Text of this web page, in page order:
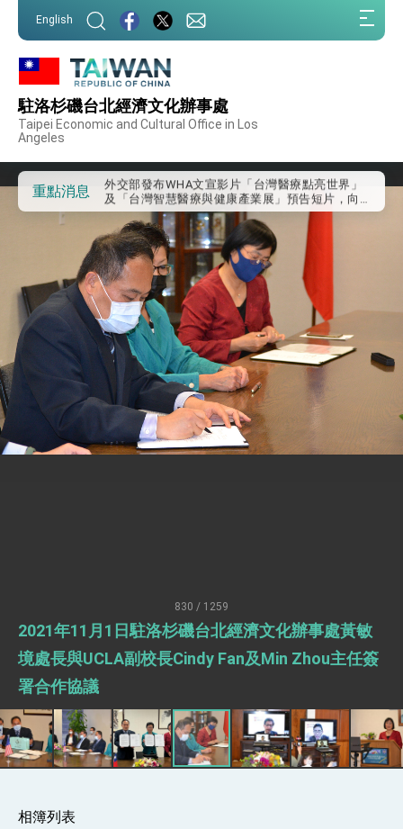
English
駐洛杉磯台北經濟文化辦事處
Taipei Economic and Cultural Office in Los
Angeles
重點消息
外交部重要言論
我國政府將在美國亞利桑納州設立「駐鳳凰城辦
事處」，進一步深化台美交流合作
經驗為亞太醫療照護發展開創新里程碑
外交部發布WHA文宣影片「台灣醫療點亮世界」
及「台灣智慧醫療與健康產業展」預告短片，向
世界展現台灣守護全球健康的創新能量
總統出訪史瓦帝尼返國談話 強調臺灣人有權利
走向世界 盼與理念相近國家共同維護國際秩序
堅定走向世界 賴總統抵達史瓦帝尼王國進行國是
訪問
總統與五院院長新春茶敘 盼化分歧為團結、為
國家邁出合作第一步
總統農曆春節談話
台美貿易協議完成簽署達成6大目標、創5大歷史
性突破 總統強調將以3大面向加速臺灣經濟轉型
升級 籲請立院全力支持並盡速通過
臺美簽署「對等貿易協定」確立對等關稅15%且不
疊加 我輸美2072項產品豁免對等關稅
總統接受「法新社」（AFP）專訪內容
外交部長林佳龍午宴歡迎美國聯邦參議員蓋耶哥
訪問團
外交部長林佳龍接見美國智庫「德國馬歇爾基金
會」訪問團一行，深化跨大西洋戰略夥伴關係
卓揆：臺美關稅談判階段性結果有助臺灣取得有
利戰略地位 全力支持「臺美對等貿易協定」簽署
外交部與數位發展部攜手合作，整合台灣雄厚數
830 / 1259
2021年11月1日駐洛杉磯台北經濟文化辦事處黃敏
境處長與UCLA副校長Cindy Fan及Min Zhou主任簽
署合作協議
相簿列表